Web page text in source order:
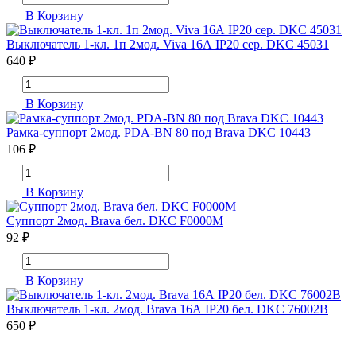
В Корзину
Выключатель 1-кл. 1п 2мод. Viva 16А IP20 сер. DKC 45031
640 ₽
В Корзину
Рамка-суппорт 2мод. PDA-BN 80 под Brava DKC 10443
106 ₽
В Корзину
Суппорт 2мод. Brava бел. DKC F0000M
92 ₽
В Корзину
Выключатель 1-кл. 2мод. Brava 16А IP20 бел. DKC 76002B
650 ₽